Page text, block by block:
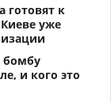
готовят к
уже
бомбу
и кого это